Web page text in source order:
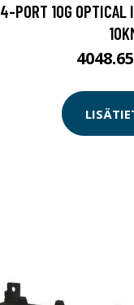
4-PORT 10G OPTICAL